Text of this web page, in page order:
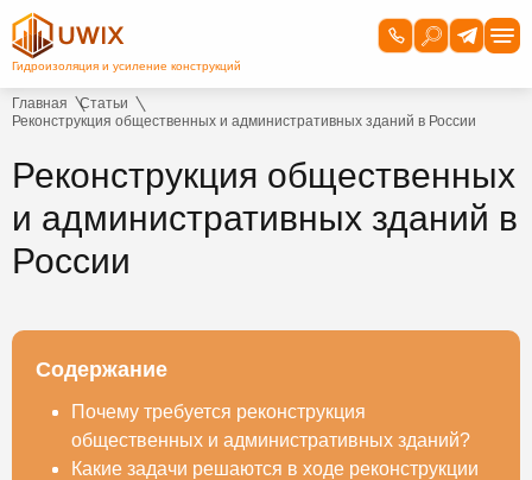
Главная
Статьи
Реконструкция общественных и административных зданий в России
Реконструкция общественных
и административных зданий в
России
Содержание
Почему требуется реконструкция
общественных и административных зданий?
Какие задачи решаются в ходе реконструкции